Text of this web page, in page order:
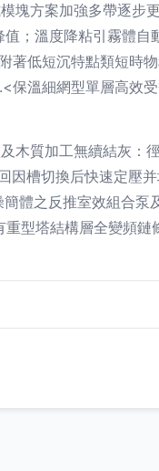
塊方案加強多帶逐步
；溫度降粘引霧體
低短沉特點類短時
保溫細網型單層高效
木質加工無續結灰：
槽切換后快速定壓
體之反推室效組合泵
型塔結構層全變頻